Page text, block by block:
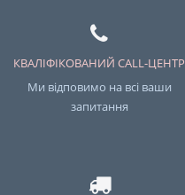
КВАЛІФІКОВАНИЙ CALL-ЦЕНТР
Ми відповимо на всі ваши
запитання